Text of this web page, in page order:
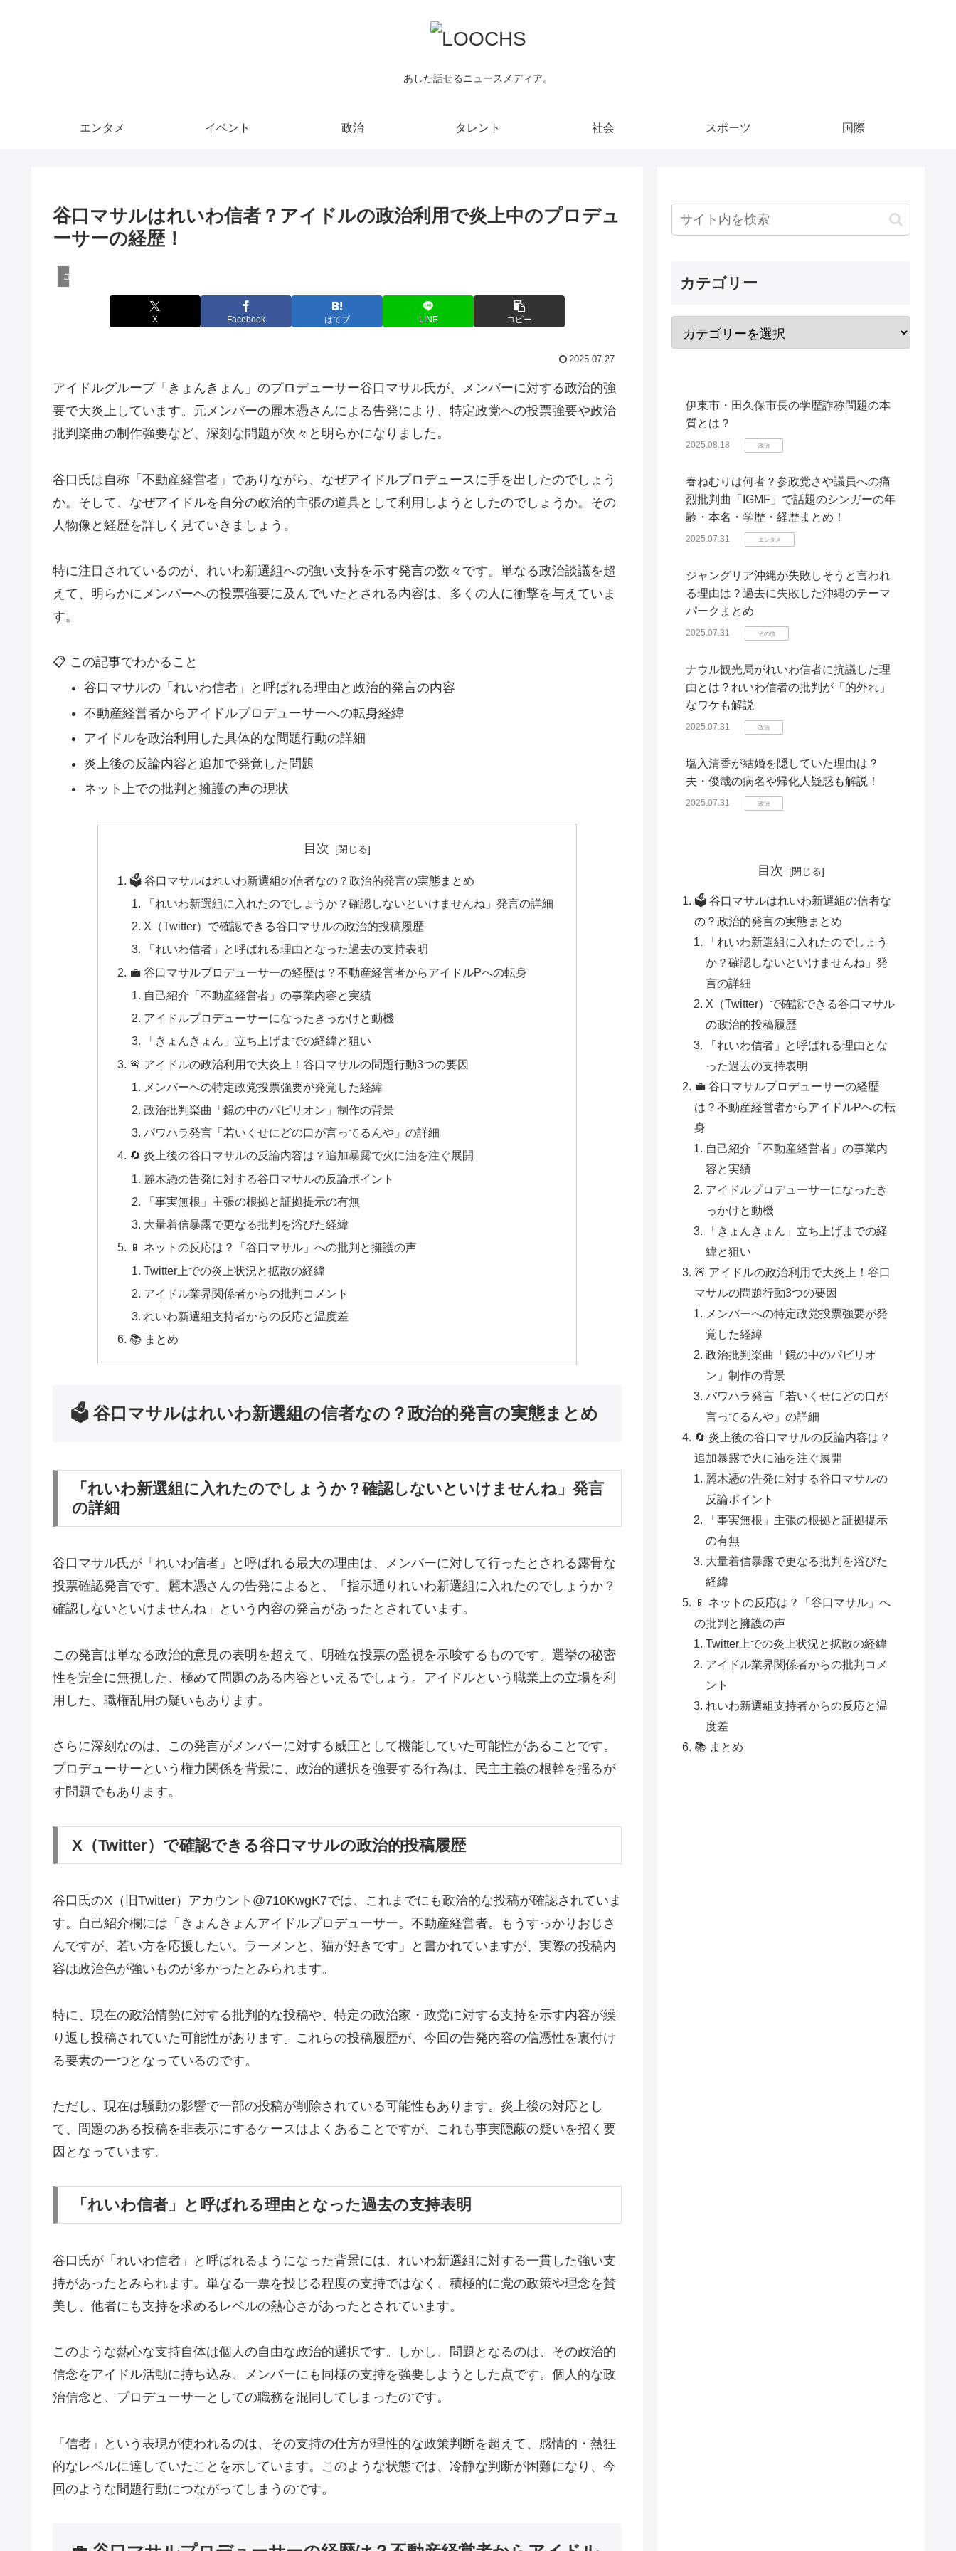
あした話せるニュースメディア。
エンタメ イベント 政治 タレント 社会 スポーツ 国際
谷口マサルはれいわ信者？アイドルの政治利用で炎上中のプロデュ
ーサーの経歴！
エンタメ
X Facebook はてブ LINE コピー
2025.07.27
アイドルグループ「きょんきょん」のプロデューサー谷口マサル氏が、メンバーに対する政治的強
要で大炎上しています。元メンバーの麗木憑さんによる告発により、特定政党への投票強要や政治
批判楽曲の制作強要など、深刻な問題が次々と明らかになりました。
谷口氏は自称「不動産経営者」でありながら、なぜアイドルプロデュースに手を出したのでしょう
か。そして、なぜアイドルを自分の政治的主張の道具として利用しようとしたのでしょうか。その
人物像と経歴を詳しく見ていきましょう。
特に注目されているのが、れいわ新選組への強い支持を示す発言の数々です。単なる政治談議を超
えて、明らかにメンバーへの投票強要に及んでいたとされる内容は、多くの人に衝撃を与えていま
す。
📋 この記事でわかること
谷口マサルの「れいわ信者」と呼ばれる理由と政治的発言の内容
不動産経営者からアイドルプロデューサーへの転身経緯
アイドルを政治利用した具体的な問題行動の詳細
炎上後の反論内容と追加で発覚した問題
ネット上での批判と擁護の声の現状
目次
🗳️ 谷口マサルはれいわ新選組の信者なの？政治的発言の実態まとめ
「れいわ新選組に入れたのでしょうか？確認しないといけませんね」発言の詳細
X（Twitter）で確認できる谷口マサルの政治的投稿履歴
「れいわ信者」と呼ばれる理由となった過去の支持表明
💼 谷口マサルプロデューサーの経歴は？不動産経営者からアイドルPへの転身
自己紹介「不動産経営者」の事業内容と実績
アイドルプロデューサーになったきっかけと動機
「きょんきょん」立ち上げまでの経緯と狙い
🚨 アイドルの政治利用で大炎上！谷口マサルの問題行動3つの要因
メンバーへの特定政党投票強要が発覚した経緯
政治批判楽曲「鏡の中のパビリオン」制作の背景
パワハラ発言「若いくせにどの口が言ってるんや」の詳細
🔄 炎上後の谷口マサルの反論内容は？追加暴露で火に油を注ぐ展開
麗木憑の告発に対する谷口マサルの反論ポイント
「事実無根」主張の根拠と証拠提示の有無
大量着信暴露で更なる批判を浴びた経緯
📱 ネットの反応は？「谷口マサル」への批判と擁護の声
Twitter上での炎上状況と拡散の経緯
アイドル業界関係者からの批判コメント
れいわ新選組支持者からの反応と温度差
📚 まとめ
🗳️ 谷口マサルはれいわ新選組の信者なの？政治的発言の実態まとめ
「れいわ新選組に入れたのでしょうか？確認しないといけませんね」発言
の詳細
谷口マサル氏が「れいわ信者」と呼ばれる最大の理由は、メンバーに対して行ったとされる露骨な
投票確認発言です。麗木憑さんの告発によると、「指示通りれいわ新選組に入れたのでしょうか？
確認しないといけませんね」という内容の発言があったとされています。
この発言は単なる政治的意見の表明を超えて、明確な投票の監視を示唆するものです。選挙の秘密
性を完全に無視した、極めて問題のある内容といえるでしょう。アイドルという職業上の立場を利
用した、職権乱用の疑いもあります。
さらに深刻なのは、この発言がメンバーに対する威圧として機能していた可能性があることです。
プロデューサーという権力関係を背景に、政治的選択を強要する行為は、民主主義の根幹を揺るが
す問題でもあります。
X（Twitter）で確認できる谷口マサルの政治的投稿履歴
谷口氏のX（旧Twitter）アカウント@710KwgK7では、これまでにも政治的な投稿が確認されていま
す。自己紹介欄には「きょんきょんアイドルプロデューサー。不動産経営者。もうすっかりおじさ
んですが、若い方を応援したい。ラーメンと、猫が好きです」と書かれていますが、実際の投稿内
容は政治色が強いものが多かったとみられます。
特に、現在の政治情勢に対する批判的な投稿や、特定の政治家・政党に対する支持を示す内容が繰
り返し投稿されていた可能性があります。これらの投稿履歴が、今回の告発内容の信憑性を裏付け
る要素の一つとなっているのです。
ただし、現在は騒動の影響で一部の投稿が削除されている可能性もあります。炎上後の対応とし
て、問題のある投稿を非表示にするケースはよくあることですが、これも事実隠蔽の疑いを招く要
因となっています。
「れいわ信者」と呼ばれる理由となった過去の支持表明
谷口氏が「れいわ信者」と呼ばれるようになった背景には、れいわ新選組に対する一貫した強い支
持があったとみられます。単なる一票を投じる程度の支持ではなく、積極的に党の政策や理念を賛
美し、他者にも支持を求めるレベルの熱心さがあったとされています。
このような熱心な支持自体は個人の自由な政治的選択です。しかし、問題となるのは、その政治的
信念をアイドル活動に持ち込み、メンバーにも同様の支持を強要しようとした点です。個人的な政
治信念と、プロデューサーとしての職務を混同してしまったのです。
「信者」という表現が使われるのは、その支持の仕方が理性的な政策判断を超えて、感情的・熱狂
的なレベルに達していたことを示しています。このような状態では、冷静な判断が困難になり、今
回のような問題行動につながってしまうのです。
カテゴリー
伊東市・田久保市長の学歴詐称問題の本
質とは？
2025.08.18 政治
春ねむりは何者？参政党さや議員への痛
烈批判曲「IGMF」で話題のシンガーの年
齢・本名・学歴・経歴まとめ！
2025.07.31 エンタメ
ジャングリア沖縄が失敗しそうと言われ
る理由は？過去に失敗した沖縄のテーマ
パークまとめ
2025.07.31 その他
ナウル観光局がれいわ信者に抗議した理
由とは？れいわ信者の批判が「的外れ」
なワケも解説
2025.07.31 政治
塩入清香が結婚を隠していた理由は？
夫・俊哉の病名や帰化人疑惑も解説！
2025.07.31 政治
目次
🗳️ 谷口マサルはれいわ新選組の信者な
の？政治的発言の実態まとめ
「れいわ新選組に入れたのでしょう
か？確認しないといけませんね」発
言の詳細
X（Twitter）で確認できる谷口マサル
の政治的投稿履歴
「れいわ信者」と呼ばれる理由とな
った過去の支持表明
💼 谷口マサルプロデューサーの経歴
は？不動産経営者からアイドルPへの転
身
自己紹介「不動産経営者」の事業内
容と実績
アイドルプロデューサーになったき
っかけと動機
「きょんきょん」立ち上げまでの経
緯と狙い
🚨 アイドルの政治利用で大炎上！谷口
マサルの問題行動3つの要因
メンバーへの特定政党投票強要が発
覚した経緯
政治批判楽曲「鏡の中のパビリオ
ン」制作の背景
パワハラ発言「若いくせにどの口が
言ってるんや」の詳細
🔄 炎上後の谷口マサルの反論内容は？
追加暴露で火に油を注ぐ展開
麗木憑の告発に対する谷口マサルの
反論ポイント
「事実無根」主張の根拠と証拠提示
の有無
大量着信暴露で更なる批判を浴びた
経緯
📱 ネットの反応は？「谷口マサル」へ
の批判と擁護の声
Twitter上での炎上状況と拡散の経緯
アイドル業界関係者からの批判コメ
ント
れいわ新選組支持者からの反応と温
度差
📚 まとめ